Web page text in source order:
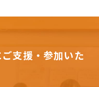
ご支援・参加いた